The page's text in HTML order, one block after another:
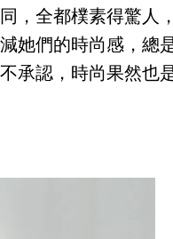
，全都樸素得驚人
她們的時尚感，總
承認，時尚果然也